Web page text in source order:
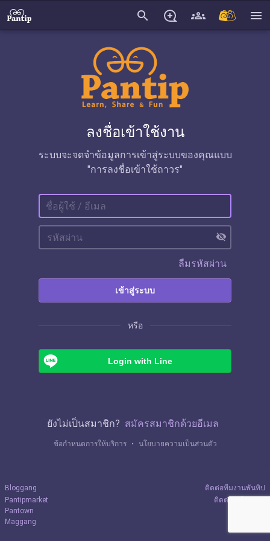
search menu
ลงชื่อเข้าใช้งาน
ระบบจะจดจำข้อมูลการเข้าสู่ระบบของคุณแบบ
"การลงชื่อเข้าใช้ถาวร"
visibility_off
ลืมรหัสผ่าน
เข้าสู่ระบบ
หรือ
Login with Line
ยังไม่เป็นสมาชิก? สมัครสมาชิกด้วยอีเมล
ข้อกำหนดการให้บริการ ・ นโยบายความเป็นส่วนตัว
Bloggang
Pantipmarket
Pantown
Maggang
ติดต่อทีมงานพันทิป
ติดต่อลงโฆษณา